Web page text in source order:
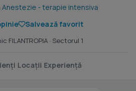
Anestezie - terapie intensiva
Salvează favorit
FILANTROPIA· Sectorul 1
Locații Experiență